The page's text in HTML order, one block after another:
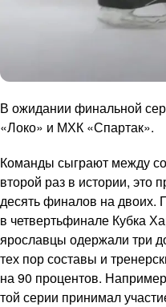
В ожидании финальной
«Локо» и МХК «Спартак».
Команды сыграют между
второй раз в истории, это
десять финалов на двоих.
в четвертьфинале Кубка
ярославцы одержали три
тех пор составы и
на 90 процентов.
той серии принимал